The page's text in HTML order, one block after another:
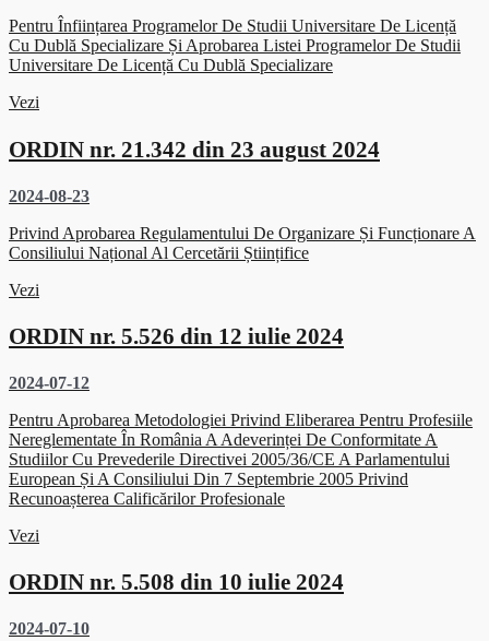
Pentru Înființarea Programelor De Studii Universitare De Licență
Cu Dublă Specializare Și Aprobarea Listei Programelor De Studii
Universitare De Licență Cu Dublă Specializare
Vezi
ORDIN nr. 21.342 din 23 august 2024
2024-08-23
Privind Aprobarea Regulamentului De Organizare Și Funcționare A
Consiliului Național Al Cercetării Științifice
Vezi
ORDIN nr. 5.526 din 12 iulie 2024
2024-07-12
Pentru Aprobarea Metodologiei Privind Eliberarea Pentru Profesiile
Nereglementate În România A Adeverinței De Conformitate A
Studiilor Cu Prevederile Directivei 2005/36/CE A Parlamentului
European Și A Consiliului Din 7 Septembrie 2005 Privind
Recunoașterea Calificărilor Profesionale
Vezi
ORDIN nr. 5.508 din 10 iulie 2024
2024-07-10